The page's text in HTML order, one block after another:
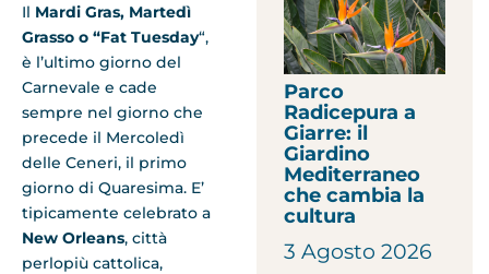
Il Mardi Gras, Martedì
Grasso o “Fat Tuesday“,
è l’ultimo giorno del
Carnevale e cade
sempre nel giorno che
precede il Mercoledì
delle Ceneri, il primo
giorno di Quaresima. E’
tipicamente celebrato a
New Orleans, città
perlopiù cattolica,
Parco
Radicepura a
Giarre: il
Giardino
Mediterraneo
che cambia la
cultura
3 Agosto 2026